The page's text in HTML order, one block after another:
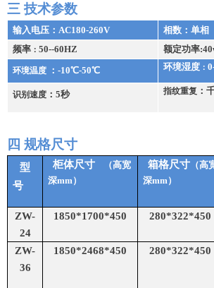
三 技术参数
输入电压： AC180-260V
相数：单相
频率 ： 50--60HZ 额定功率
环境温度 ： -10℃-50℃ 环境湿度 ：
识别速度 ： 5秒 指纹重复 ：
四 规格尺寸
型
号
柜体尺寸
（高宽
深mm ）
箱格尺寸 （高
深mm ）
ZW-
24
1850*1700*450 280*322*450
ZW-
36
1850*2468*450 280*322*450